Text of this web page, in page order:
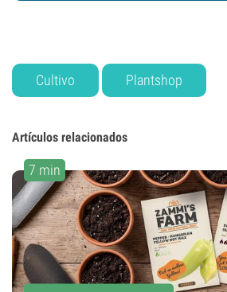
Cultivo Plantshop
Artículos relacionados
7 min